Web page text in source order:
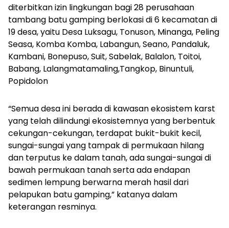
diterbitkan izin lingkungan bagi 28 perusahaan
tambang batu gamping berlokasi di 6 kecamatan di
19 desa, yaitu Desa Luksagu, Tonuson, Minanga, Peling
Seasa, Komba Komba, Labangun, Seano, Pandaluk,
Kambani, Bonepuso, Suit, Sabelak, Balalon, Toitoi,
Babang, Lalangmatamaling,Tangkop, Binuntuli,
Popidolon
“Semua desa ini berada di kawasan ekosistem karst
yang telah dilindungi ekosistemnya yang berbentuk
cekungan-cekungan, terdapat bukit-bukit kecil,
sungai-sungai yang tampak di permukaan hilang
dan terputus ke dalam tanah, ada sungai-sungai di
bawah permukaan tanah serta ada endapan
sedimen lempung berwarna merah hasil dari
pelapukan batu gamping,” katanya dalam
keterangan resminya.